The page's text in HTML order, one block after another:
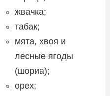
жвачка;
табак;
мята, хвоя и
лесные ягоды
(шориа);
орех;